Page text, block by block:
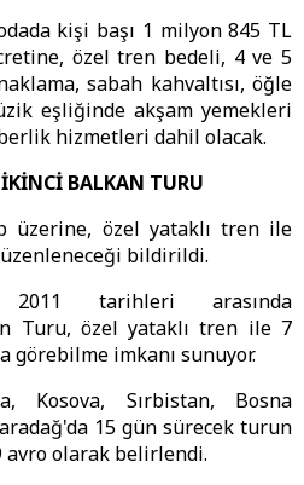
kişi başı 1 milyon 845 TL
özel tren bedeli, 4 ve 5
sabah kahvaltısı, öğle
eşliğinde akşam yemekleri
hizmetleri dahil olacak.
BALKAN TURU
üzerine, özel yataklı tren ile
bildirildi.
tarihleri arasında
Turu, özel yataklı tren ile 7
görebilme imkanı sunuyor.
Kosova, Sırbistan, Bosna
15 gün sürecek turun
avro olarak belirlendi.